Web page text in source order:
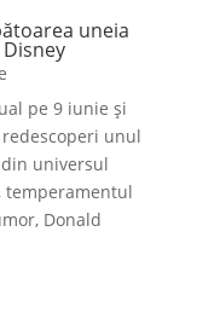
uneia
pe 9 iunie și
unul
universul
temperamentul
Donald